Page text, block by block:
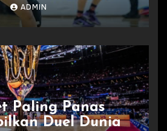
ADMIN
Paling Panas
Duel Dunia